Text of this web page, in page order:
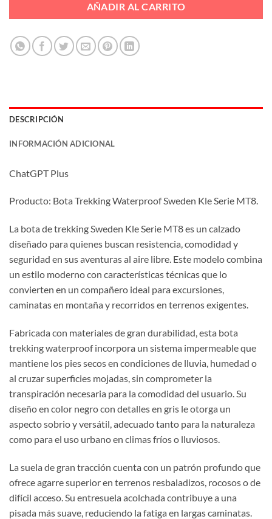
AÑADIR AL CARRITO
DESCRIPCIÓN
INFORMACIÓN ADICIONAL
ChatGPT Plus
Producto: Bota Trekking Waterproof Sweden Kle Serie MT8.
La bota de trekking Sweden Kle Serie MT8 es un calzado
diseñado para quienes buscan resistencia, comodidad y
seguridad en sus aventuras al aire libre. Este modelo combina
un estilo moderno con características técnicas que lo
convierten en un compañero ideal para excursiones,
caminatas en montaña y recorridos en terrenos exigentes.
Fabricada con materiales de gran durabilidad, esta bota
trekking waterproof incorpora un sistema impermeable que
mantiene los pies secos en condiciones de lluvia, humedad o
al cruzar superficies mojadas, sin comprometer la
transpiración necesaria para la comodidad del usuario. Su
diseño en color negro con detalles en gris le otorga un
aspecto sobrio y versátil, adecuado tanto para la naturaleza
como para el uso urbano en climas fríos o lluviosos.
La suela de gran tracción cuenta con un patrón profundo que
ofrece agarre superior en terrenos resbaladizos, rocosos o de
difícil acceso. Su entresuela acolchada contribuye a una
pisada más suave, reduciendo la fatiga en largas caminatas.